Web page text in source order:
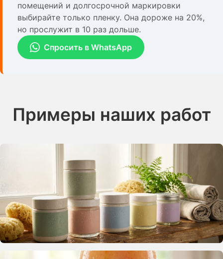
помещений и долгосрочной маркировки
выбирайте только пленку. Она дороже на 20%,
но прослужит в 10 раз дольше.
Спросить в WhatsApp
Примеры наших работ